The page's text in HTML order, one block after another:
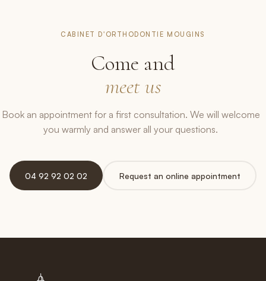
CABINET D'ORTHODONTIE MOUGINS
Come and
meet us
Book an appointment for a first consultation. We will welcome
you warmly and answer all your questions.
04 92 92 02 02 Request an online appointment